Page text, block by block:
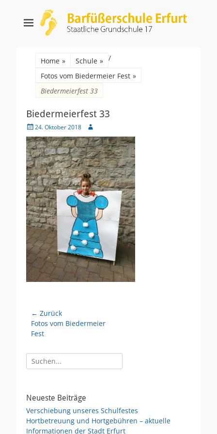
Barfüßerschule
Erfurt
Staatliche Grundschule 17
nach:
Home » Schule » /
Fotos vom Biedermeier Fest »
Biedermeierfest 33
Biedermeierfest 33
Veröffentlicht
am
24. Oktober 2018 Autor
Beitragsnavigation
← Zurück
Vorheriger
Beitrag:
Fotos vom Biedermeier
Fest
Suche
nach:
Neueste Beiträge
Verschiebung unseres Schulfestes
Hortbetreuung und Hortgebühren – aktuelle
Informationen der Stadt Erfurt